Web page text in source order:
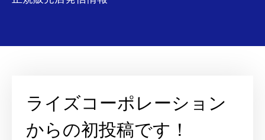
ライズコーポレーション
からの初投稿です！